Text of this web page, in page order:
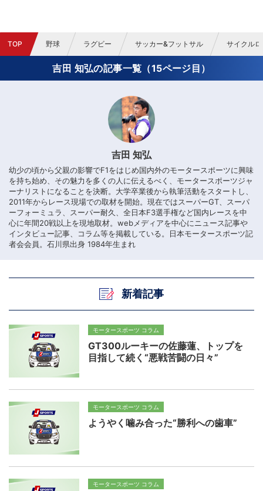
TOP 野球 ラグビー サッカー&フットサル サイクル
吉田 知弘の記事一覧（15ページ目）
吉田 知弘
幼少の頃から父親の影響でF1をはじめ国内外のモータースポーツに興味
を持ち始め、その魅力を多くの人に伝えるべく、モータースポーツジャ
ーナリストになることを決断。大学卒業後から執筆活動をスタートし、
2011年からレース現場での取材を開始。現在ではスーパーGT、スーパ
ーフォーミュラ、スーパー耐久、全日本F3選手権など国内レースを中
心に年間20戦以上を現地取材。webメディアを中心にニュース記事や
インタビュー記事、コラム等を掲載している。日本モータースポーツ記
者会会員。石川県出身 1984年生まれ
新着記事
モータースポーツ コラム
GT300ルーキーの佐藤蓮、トップを
目指して続く“悪戦苦闘の日々”
モータースポーツ コラム
ようやく噛み合った“勝利への歯車”
モータースポーツ コラム